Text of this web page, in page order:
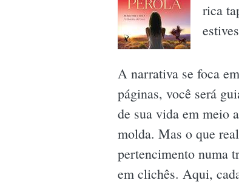
rica
A narrativa se foca
páginas, você será
de sua vida em meio
molda. Mas o que
pertencimento numa
em clichês. Aqui,